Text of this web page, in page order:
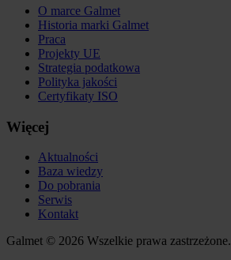
O marce Galmet
Historia marki Galmet
Praca
Projekty UE
Strategia podatkowa
Polityka jakości
Certyfikaty ISO
Więcej
Aktualności
Baza wiedzy
Do pobrania
Serwis
Kontakt
Galmet © 2026 Wszelkie prawa zastrzeżone.